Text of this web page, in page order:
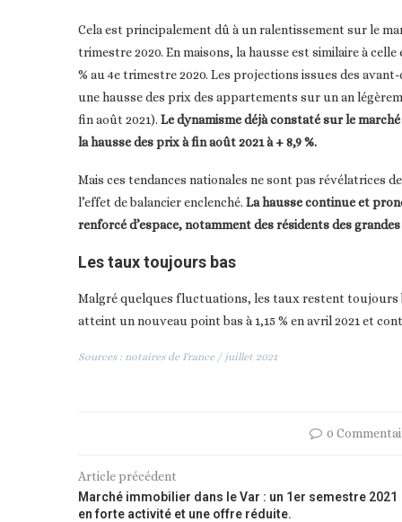
Cela est principalement dû à un ralentissement sur le
trimestre 2020. En maisons, la hausse est similaire à
% au 4e trimestre 2020. Les projections issues des
une hausse des prix des appartements sur un an
fin août 2021). Le dynamisme déjà constaté sur le
la hausse des prix à fin août 2021 à + 8,9 %.
Mais ces tendances nationales ne sont pas révélatrices
l’effet de balancier enclenché. La hausse continue et
renforcé d’espace, notamment des résidents des
Les taux toujours bas
Malgré quelques fluctuations, les taux restent toujours
atteint un nouveau point bas à 1,15 % en avril 2021 et
Sources : notaires de France / juillet 2021
0
Article précédent
Marché immobilier dans le Var : un 1er semestre 2021
en forte activité et une offre réduite.